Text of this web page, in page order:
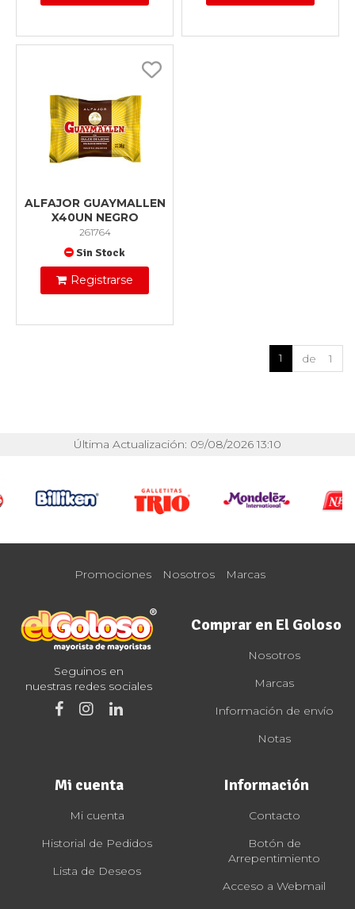
ALFAJOR GUAYMALLEN
X40UN NEGRO
261764
Sin Stock
Registrarse
1 de 1
Última Actualización: 09/08/2026 13:10
Promociones Nosotros Marcas
Seguinos en
nuestras redes sociales
Comprar en El Goloso
Nosotros
Marcas
Información de envío
Notas
Mi cuenta
Mi cuenta
Historial de Pedidos
Lista de Deseos
Información
Contacto
Botón de
Arrepentimiento
Acceso a Webmail